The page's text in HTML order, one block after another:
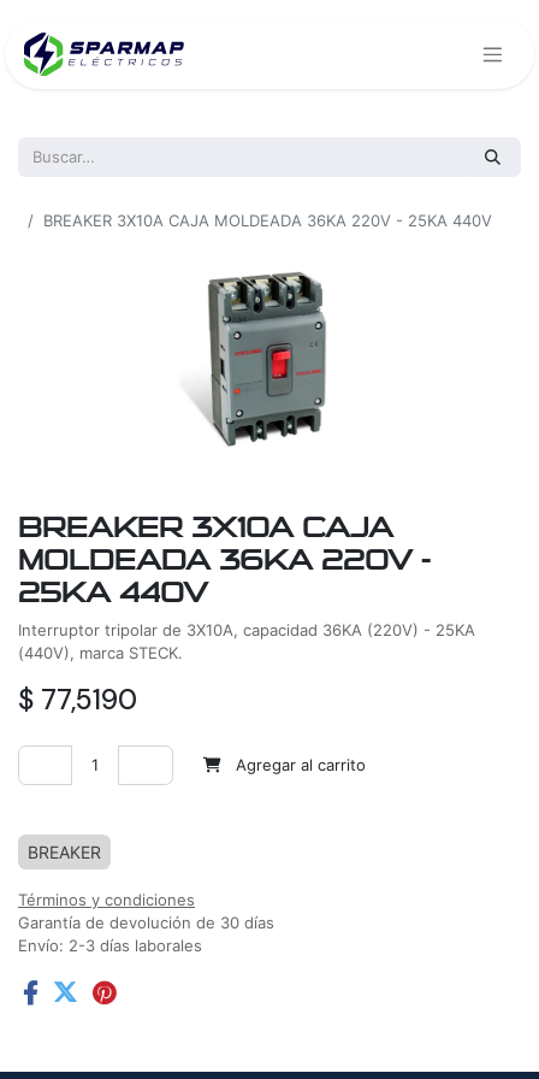
BREAKER 3X10A CAJA MOLDEADA 36KA 220V - 25KA 440V
BREAKER 3X10A CAJA
MOLDEADA 36KA 220V -
25KA 440V
Interruptor tripolar de 3X10A, capacidad 36KA (220V) - 25KA
(440V), marca STECK.
$ 77,5190
Agregar al carrito
BREAKER
Términos y condiciones
Garantía de devolución de 30 días
Envío: 2-3 días laborales